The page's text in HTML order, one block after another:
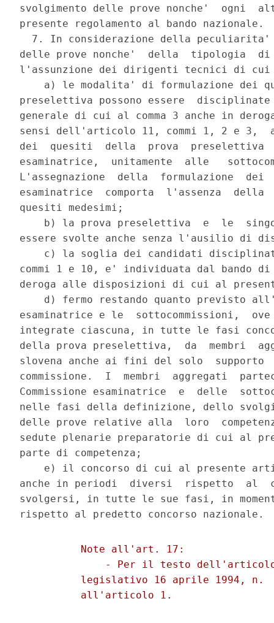
svolgimento delle prove nonche'  ogni
presente regolamento al bando nazionale.
7. In considerazione della
delle prove nonche'  della  tipologia  di
l'assunzione dei dirigenti tecnici di cui
a) le modalita' di formulazione dei
preselettiva possono essere
generale di cui al comma 3 anche in
sensi dell'articolo 11, commi 1, 2 e 3,
dei  quesiti  della  prova  preselettiva
esaminatrice,  unitamente  alle
L'assegnazione  della  formulazione
esaminatrice  comporta  l'assenza
quesiti medesimi;
b) la prova preselettiva  e  le
essere svolte anche senza l'ausilio di
c) la soglia dei candidati
commi 1 e 10, e' individuata dal bando
deroga alle disposizioni di cui al
d) fermo restando quanto previsto
esaminatrice e le  sottocommissioni,  ove
integrate ciascuna, in tutte le fasi
della prova preselettiva,  da  membri
slovena anche ai fini del solo
commissione.  I  membri  aggregati
Commissione esaminatrice  e  delle
nelle fasi della definizione, dello
delle prove relative alla  loro
sedute plenarie preparatorie di cui al
parte di competenza;
e) il concorso di cui al presente
anche in periodi  diversi  rispetto  al
svolgersi, in tutte le sue fasi, in
          Note all'art. 17:
- Per il testo
legislativo 16 aprile 1994, n.